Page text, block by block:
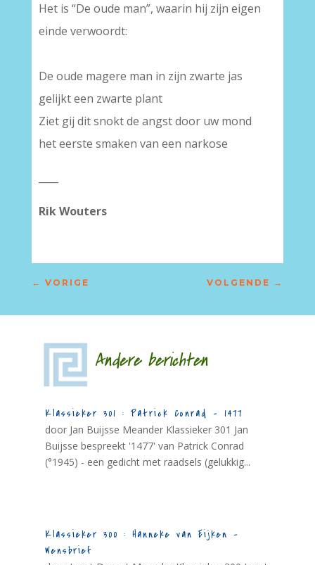
Het is “De oude man”, waarin hij zijn eigen
einde verwoordt:
De oude magere man in zijn zwarte jas
gelijkt een zwarte plant
Ziet gij dit snokt de angst door uw mond
het eerste smaken van een narkose
Rik Wouters
← VORIGE VOLGENDE →
Andere berichten
Klassieker 301 : Patrick Conrad – 1477
door Jan Buijsse Meander Klassieker 301 Jan
Buijsse bespreekt '1477' van Patrick Conrad
(°1945) - een gedicht met raadsels (gelukkig...
Klassieker 300 : Hanneke van Eijken –
Wensbrief